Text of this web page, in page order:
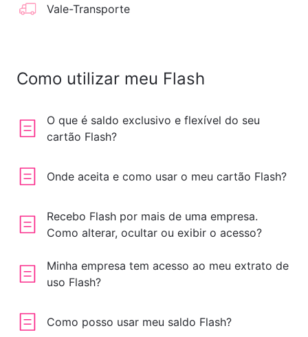
Vale-Transporte
Como utilizar meu Flash
O que é saldo exclusivo e flexível do seu
cartão Flash?
Onde aceita e como usar o meu cartão Flash?
Recebo Flash por mais de uma empresa.
Como alterar, ocultar ou exibir o acesso?
Minha empresa tem acesso ao meu extrato de
uso Flash?
Como posso usar meu saldo Flash?